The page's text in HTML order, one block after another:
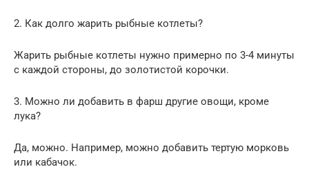
2. Как долго жарить рыбные котлеты?
Жарить рыбные котлеты нужно примерно по 3-4 минуты
с каждой стороны, до золотистой корочки.
3. Можно ли добавить в фарш другие овощи, кроме
лука?
Да, можно. Например, можно добавить тертую морковь
или кабачок.